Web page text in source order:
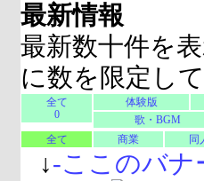
最新情報
最新数十件を
に数を限定し
全て
0
体験版
歌・BGM
全て
商業 同
↓-ここのバナ